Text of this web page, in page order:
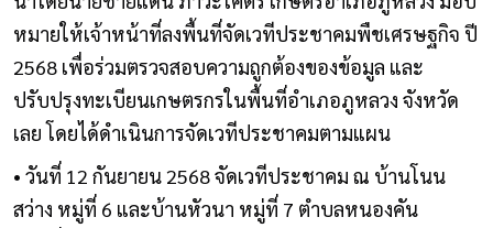
หมายให้เจ้าหน้าที่ลงพื้นที่จัดเวทีประชาคมพืชเศรษฐกิจ ปี
2568 เพื่อร่วมตรวจสอบความถูกต้องของข้อมูล และ
ปรับปรุงทะเบียนเกษตรกรในพื้นที่อำเภอภูหลวง จังหวัด
เลย โดยได้ดำเนินการจัดเวทีประชาคมตามแผน
• วันที่ 12 กันยายน 2568 จัดเวทีประชาคม ณ บ้านโนน
สว่าง หมู่ที่ 6 และบ้านหัวนา หมู่ที่ 7 ตำบลหนองคัน